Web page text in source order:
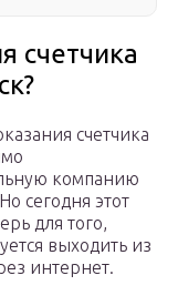
счетчика
счетчика
компанию
сегодня этот
для того,
выходить из
интернет.